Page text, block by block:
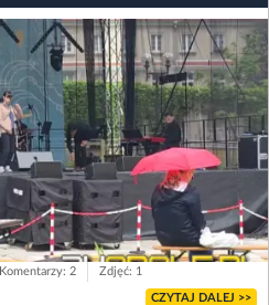
Komentarzy: 2 Zdjęć: 1
CZYTAJ DALEJ >>